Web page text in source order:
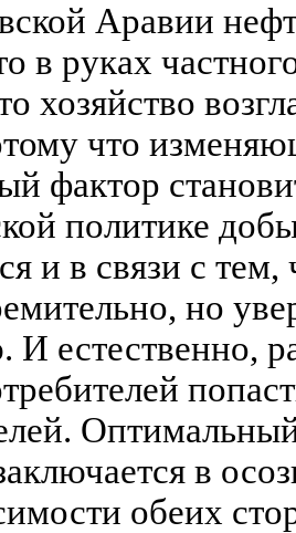
Аравии
в руках
хозяйство
что
фактор
политике
и в связи с
но
естественно,
в
обеих